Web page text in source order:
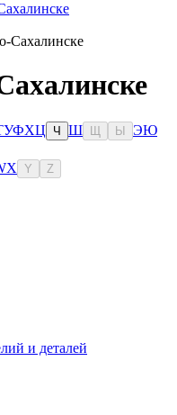
Сахалинске
УФХЦ Ч Ш Ы ЭЮ
X Y Z
и деталей